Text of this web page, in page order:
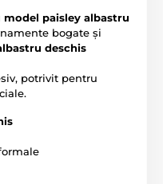
paisley albastru
bogate și
deschis
potrivit pentru